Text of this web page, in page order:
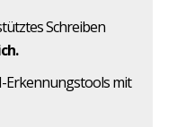
Schreiben
Erkennungstools mit